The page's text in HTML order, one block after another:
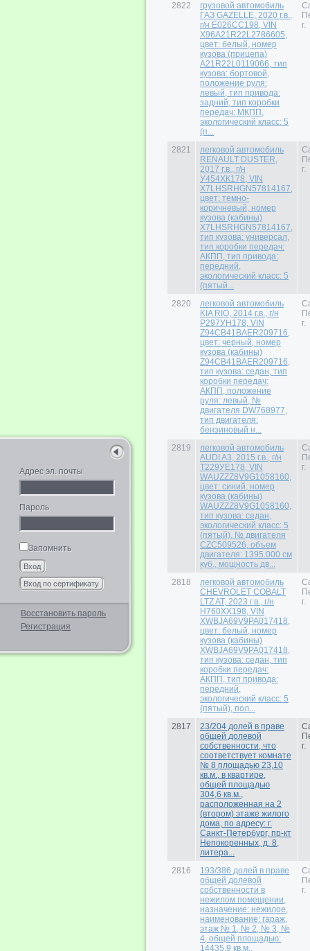
Адрес эл. почты
Пароль
Запомнить
Восстановить пароль
Регистрация
2822
грузовой автомобиль
ГАЗ GAZELLE, 2020 г.в.,
г/н Е026СС198, VIN
X96A21R22L2786605,
цвет: белый, номер
кузова (прицепа)
A21R22L0119066, тип
кузова: бортовой,
положение руля:
левый, тип привода:
задний, тип коробки
передач: МКПП,
экологический класс: 5
(п...
г.
2821
легковой автомобиль
RENAULT DUSTER,
2017 г.в., г/н
У454ХК178, VIN
X7LHSRHGN57814167,
цвет: темно-
коричневый, номер
кузова (кабины)
X7LHSRHGN57814167,
тип кузова: универсал,
тип коробки передач:
АКПП, тип привода:
передний,
экологический класс: 5
(пятый...
г.
2820
легковой автомобиль
KIA RIO, 2014 г.в., г/н
Р297УН178, VIN
Z94CB41BAER209716,
цвет: черный, номер
кузова (кабины)
Z94CB41BAER209716,
тип кузова: седан, тип
коробки передач:
АКПП, положение
руля: левый, №
двигателя DW768977,
тип двигателя:
бензиновый н...
г.
2819
легковой автомобиль
AUDI A3, 2015 г.в., г/н
Т229УЕ178, VIN
WAUZZZ8V9G1058160,
цвет: синий, номер
кузова (кабины)
WAUZZZ8V9G1058160,
тип кузова: седан,
экологический класс: 5
(пятый), № двигателя
CZC509526, объем
двигателя: 1395.000 см
куб., мощность дв...
г.
2818
легковой автомобиль
CHEVROLET COBALT
LTZ AT, 2023 г.в., г/н
H760XX198, VIN
XWBJA69V9PA017418,
цвет: белый, номер
кузова (кабины)
XWBJA69V9PA017418,
тип кузова: седан, тип
коробки передач:
АКПП, тип привода:
передний,
экологический класс: 5
(пятый), пол...
г.
2817
23/204 долей в праве
общей долевой
собственности, что
соответствует комнате
№ 8 площадью 23,10
кв.м., в квартире,
общей площадью
304,6 кв.м.,
расположенная на 2
(втором) этаже жилого
дома, по адресу: г.
Санкт-Петербург, пр-кт
Непокоренных, д. 8,
литера...
г.
2816
193/386 долей в праве
общей долевой
собственности в
нежилом помещении,
назначение: нежилое,
наименование: гараж,
этаж № 1, № 2, № 3, №
4, общей площадью:
14435,9 кв.м.,
г.